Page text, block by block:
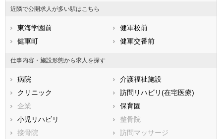
石川県
福井県
静岡県
滋賀県
大阪府
広島県
徳島県
香川県
高知県
福岡県
熊本県
鹿児島県
近隣で公開求人が多い駅はこちら
東海学園前
健軍校前
健軍町
健軍交番前
仕事内容・施設形態から求人を探す
病院
介護福祉施設
クリニック
訪問リハビリ(在宅医療)
企業
保育園
小児リハビリ
整骨院
接骨院
訪問マッサージ